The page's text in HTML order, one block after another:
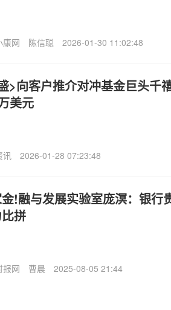
康网 陈信聪 2026-01-30 11:02:48
>向客户推介对冲基金巨头千
美元
讯 2026-01-28 07:23:48
!融与发展实验室庞溟：银行
拼
报网 曹晨 2025-08-05 21:44